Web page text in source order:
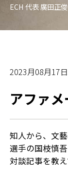
ECH 代表 廣田正
2023月08月17
アファ
知人から、文
選手の国枝慎
対談記事を教